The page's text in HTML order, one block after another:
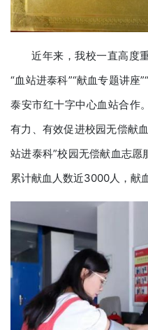
近年来，我校一直高度
“血站进泰科”“献血专题讲座
泰安市红十字中心血站合作
有力、有效促进校园无偿献
站进泰科”校园无偿献血志愿
累计献血人数近3000人，献